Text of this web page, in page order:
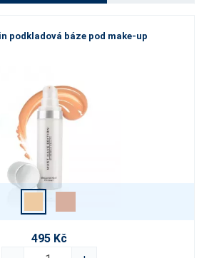
podkladová báze pod make-up
495 Kč